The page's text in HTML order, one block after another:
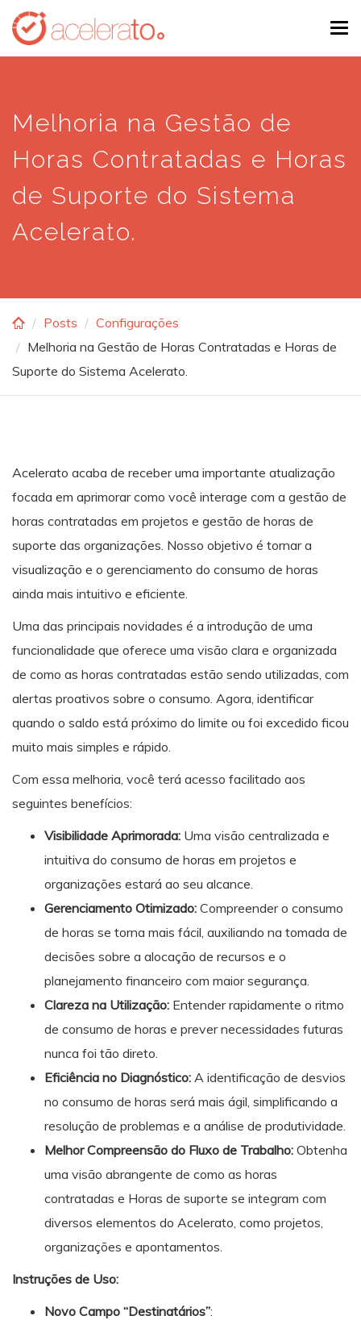
Skip
main
Melhoria na Gestão de
Horas Contratadas e Horas
de Suporte do Sistema
Acelerato.
Posts
Configurações
Melhoria na Gestão de Horas Contratadas e Horas de
Suporte do Sistema Acelerato.
Acelerato acaba de receber uma importante atualização
focada em aprimorar como você interage com a gestão de
horas contratadas em projetos e gestão de horas de
suporte das organizações. Nosso objetivo é tornar a
visualização e o gerenciamento do consumo de horas
ainda mais intuitivo e eficiente.
Uma das principais novidades é a introdução de uma
funcionalidade que oferece uma visão clara e organizada
de como as horas contratadas estão sendo utilizadas, com
alertas proativos sobre o consumo. Agora, identificar
quando o saldo está próximo do limite ou foi excedido ficou
muito mais simples e rápido.
Com essa melhoria, você terá acesso facilitado aos
seguintes benefícios:
Visibilidade Aprimorada: Uma visão centralizada e
intuitiva do consumo de horas em projetos e
organizações estará ao seu alcance.
Gerenciamento Otimizado: Compreender o consumo
de horas se torna mais fácil, auxiliando na tomada de
decisões sobre a alocação de recursos e o
planejamento financeiro com maior segurança.
Clareza na Utilização: Entender rapidamente o ritmo
de consumo de horas e prever necessidades futuras
nunca foi tão direto.
Eficiência no Diagnóstico: A identificação de desvios
no consumo de horas será mais ágil, simplificando a
resolução de problemas e a análise de produtividade.
Melhor Compreensão do Fluxo de Trabalho: Obtenha
uma visão abrangente de como as horas
contratadas e Horas de suporte se integram com
diversos elementos do Acelerato, como projetos,
organizações e apontamentos.
Instruções de Uso:
Novo Campo “Destinatários”: